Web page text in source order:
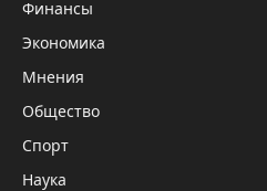
Финансы
Экономика
Мнения
Общество
Спорт
Наука